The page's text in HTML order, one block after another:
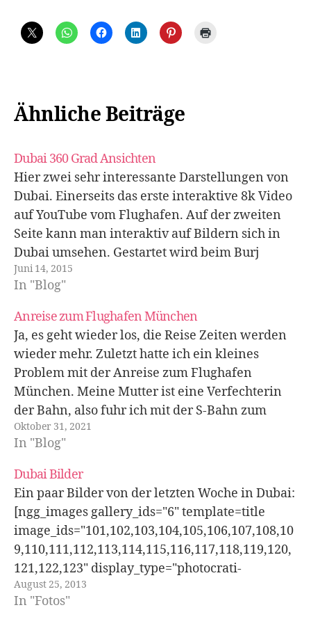
Ähnliche Beiträge
Dubai 360 Grad Ansichten
Hier zwei sehr interessante Darstellungen von
Dubai. Einerseits das erste interaktive 8k Video
auf YouTube vom Flughafen. Auf der zweiten
Seite kann man interaktiv auf Bildern sich in
Dubai umsehen. Gestartet wird beim Burj
Khalifa.
Juni 14, 2015
In "Blog"
Anreise zum Flughafen München
Ja, es geht wieder los, die Reise Zeiten werden
wieder mehr. Zuletzt hatte ich ein kleines
Problem mit der Anreise zum Flughafen
München. Meine Mutter ist eine Verfechterin
der Bahn, also fuhr ich mit der S-Bahn zum
Flughafen München. Oder besser, ich versuchte
es. Alles ging gut in München bis…
Oktober 31, 2021
In "Blog"
Dubai Bilder
Ein paar Bilder von der letzten Woche in Dubai:
[ngg_images gallery_ids="6" template=title
image_ids="101,102,103,104,105,106,107,108,10
9,110,111,112,113,114,115,116,117,118,119,120,
121,122,123" display_type="photocrati-
nextgen_basic_thumbnails"]
August 25, 2013
In "Fotos"